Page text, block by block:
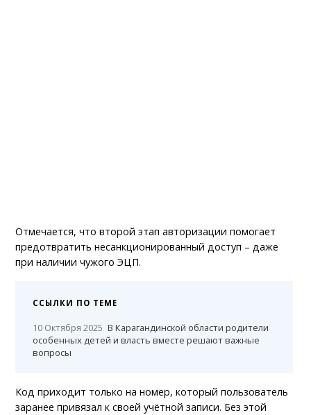
Отмечается, что второй этап авторизации помогает
предотвратить несанкционированный доступ – даже
при наличии чужого ЭЦП.
ССЫЛКИ ПО ТЕМЕ
10 Октября 2025 В Карагандинской области родители
особенных детей и власть вместе решают важные
вопросы
Код приходит только на номер, который пользователь
заранее привязал к своей учётной записи. Без этой